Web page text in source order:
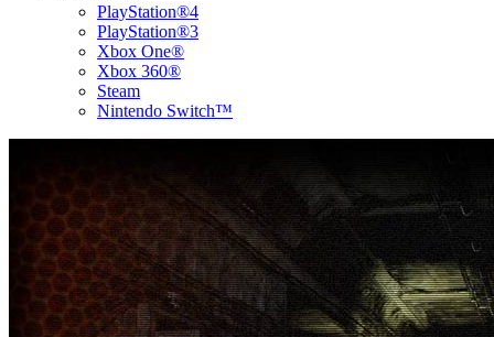
PlayStation®4
PlayStation®3
Xbox One®
Xbox 360®
Steam
Nintendo Switch™